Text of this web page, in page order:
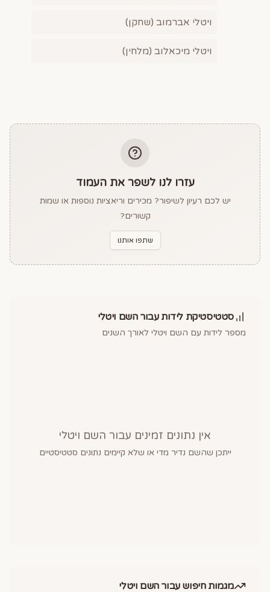
ויטלי אברמוב (שחקן)
ויטלי מיכאלוב (מלחין)
עזרו לנו לשפר את העמוד
יש לכם רעיון לשיפור? מכירים וריאציות נוספות או שמות
קשורים?
שתפו אותנו
סטטיסטיקת לידות עבור השם ויטלי
מספר לידות עם השם ויטלי לאורך השנים
אין נתונים זמינים עבור השם ויטלי
ייתכן שהשם נדיר מדי או שלא קיימים נתונים סטטיסטיים
מגמות חיפוש עבור השם ויטלי